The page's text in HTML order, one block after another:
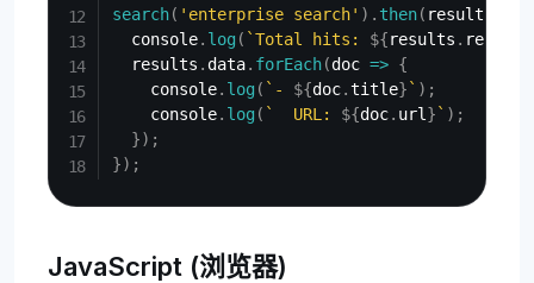
search( 'enterprise search' ) . then( results
  console
. log ( `Total hits: ${results .
  results
. data. forEach(doc => {
    console
. log ( ` - ${doc.title} ` ) ;
    console
. log ( `
  URL:
${doc. url } ` ) ;
}) ;
}) ;
JavaScript (浏览器)